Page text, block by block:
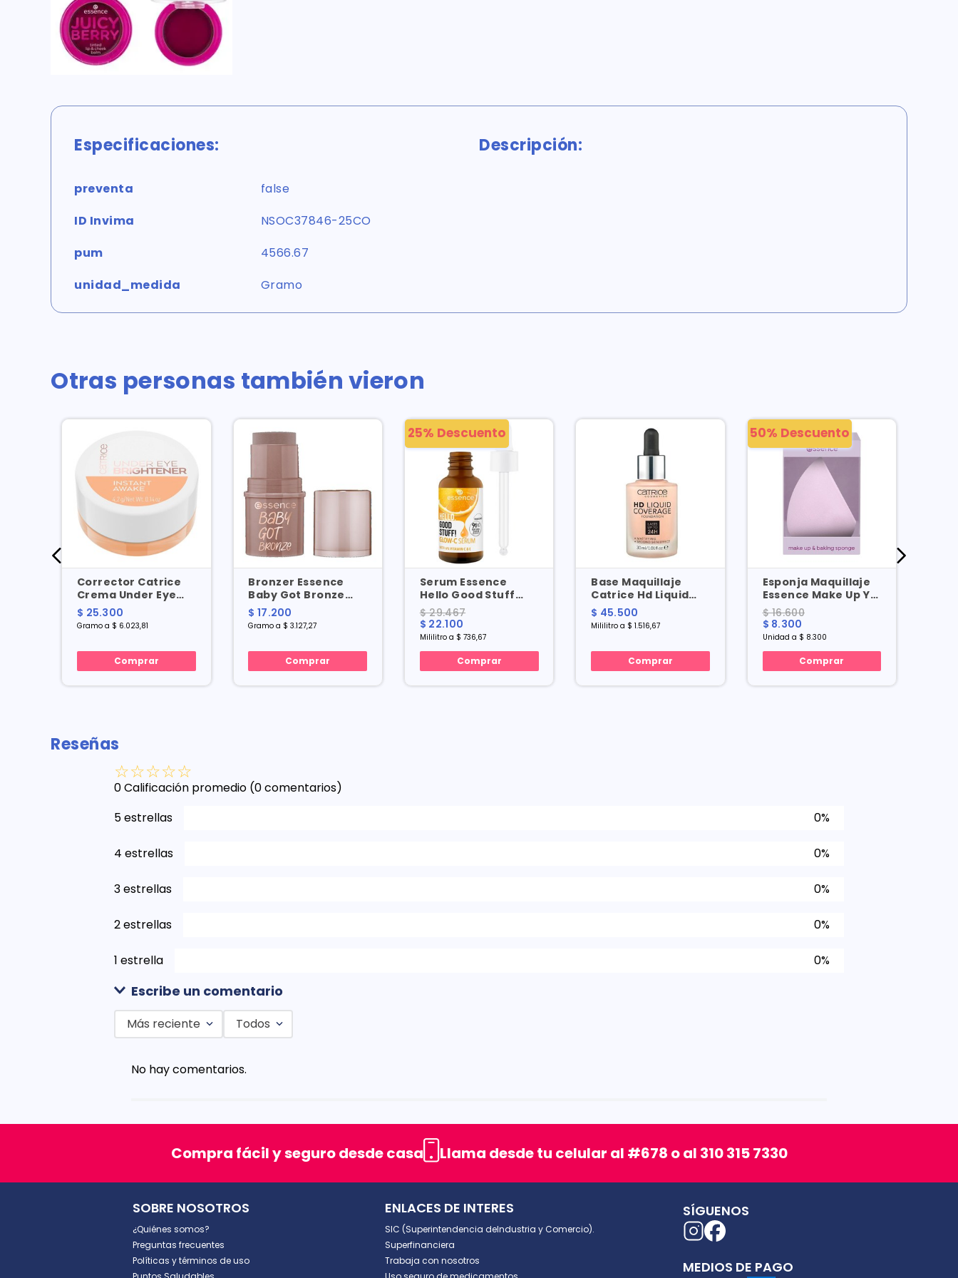
Especificaciones:
preventa
false
ID Invima
NSOC37846-25CO
pum
4566.67
unidad_medida
Gramo
Descripción:
Otras personas también vieron
Corrector Catrice
Crema Under Eye
Brightener X 4.2 Gr
$ 25.300
Gramo a $ 6.023,81
Comprar
Bronzer Essence
Baby Got Bronze
Barra No. 20 X 5.5 Gr
$ 17.200
Gramo a $ 3.127,27
Comprar
25% Descuento
Serum Essence
Hello Good Stuff
Glow-c X 30 Ml
$ 29.467
$ 22.100
Mililitro a $ 736,67
Comprar
Base Maquillaje
Catrice Hd Liquid
Coverage 24h Light
X 30 Ml
$ 45.500
Mililitro a $ 1.516,67
Comprar
50% Descuento
Esponja Maquillaje
Essence Make Up Y
Baking Sponge X 1
Und
$ 16.600
$ 8.300
Unidad a $ 8.300
Comprar
Reseñas
☆☆☆☆☆
0 Calificación promedio (0 comentarios)
5 estrellas
0%
4 estrellas 0%
3 estrellas 0%
2 estrellas 0%
1 estrella 0%
Escribe un comentario
Título
★★★★
Tu nombre
Dirección de email
Más reciente Todos
No hay comentarios.
Compra fácil y seguro desde casa Llama desde tu celular al #678 o al 310 315 7330
SOBRE NOSOTROS
¿Quiénes somos?
Preguntas frecuentes
Políticas y términos de uso
ENLACES DE INTERES
SIC (Superintendencia deIndustria y Comercio).
Superfinanciera
Trabaja con nosotros
SÍGUENOS
MEDIOS DE PAGO